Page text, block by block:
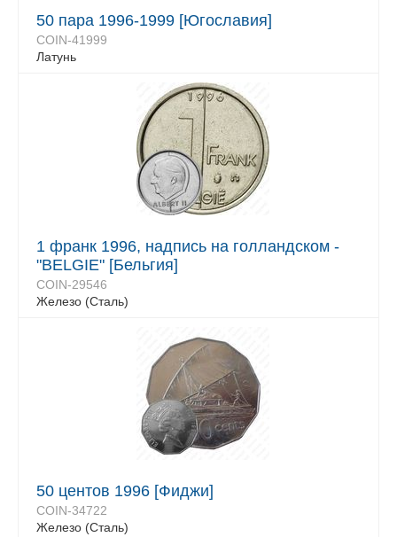
50 пара 1996-1999 [Югославия]
COIN-41999
Латунь
1 франк 1996, надпись на голландском -
"BELGIE" [Бельгия]
COIN-29546
Железо (Сталь)
50 центов 1996 [Фиджи]
COIN-34722
Железо (Сталь)